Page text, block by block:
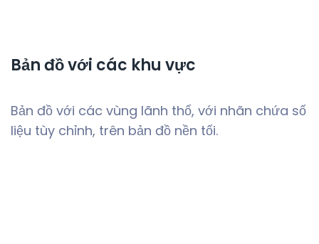
Bản đồ với các khu vực
Bản đồ với các vùng lãnh thổ, với nhãn chứa số
liệu tùy chỉnh, trên bản đồ nền tối.